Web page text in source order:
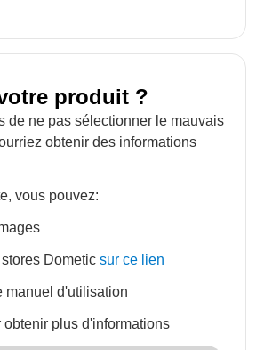
produit ?
de ne pas sélectionner le mauvais
obtenir des informations
vous pouvez:
Dometicsur ce lien
manuel d'utilisation
obtenir plus d'informations